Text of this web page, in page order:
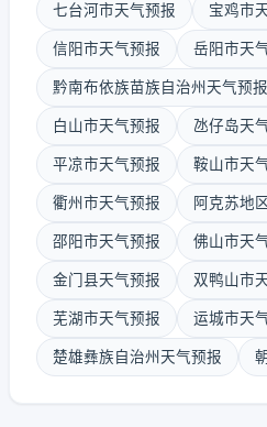
七台河市天气预报 宝鸡市
信阳市天气预报 岳阳市天
黔南布依族苗族自治州天气预报
白山市天气预报 氹仔岛天
平凉市天气预报 鞍山市天
衢州市天气预报 阿克苏地
邵阳市天气预报 佛山市天
金门县天气预报 双鸭山市
芜湖市天气预报 运城市天
楚雄彝族自治州天气预报